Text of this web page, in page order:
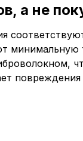
а не
минимальную
повреждения